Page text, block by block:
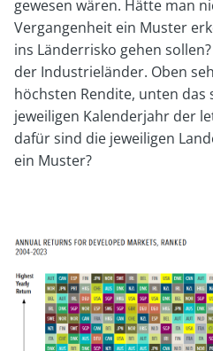
gewesen wären. Hätte man
Vergangenheit ein Muster
ins Länderrisko gehen
der Industrieländer. Oben
höchsten Rendite, unten das
jeweiligen Kalenderjahr der
dafür sind die jeweiligen
ein Muster?